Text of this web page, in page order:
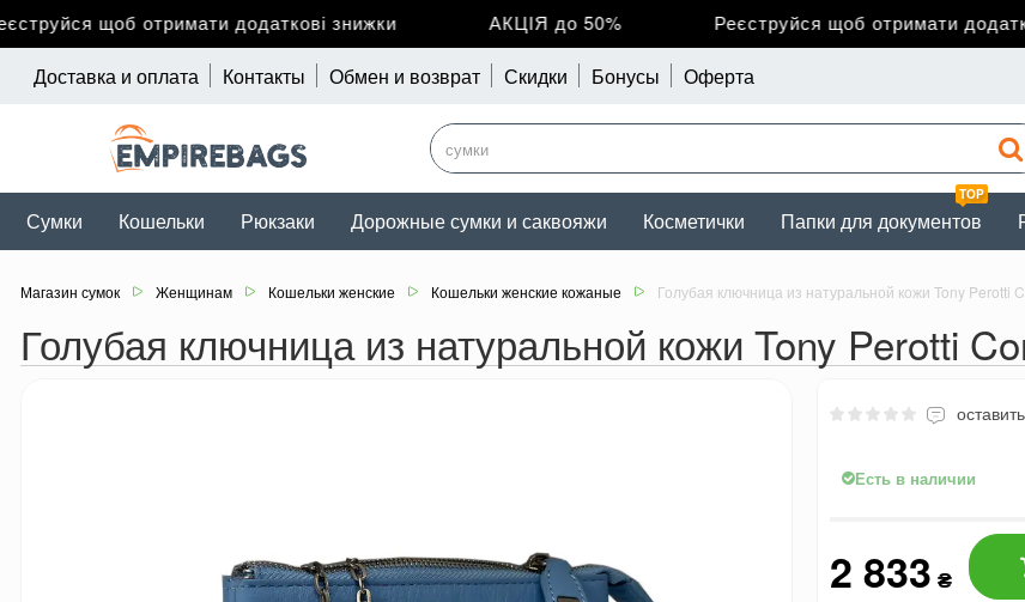
щоб отримати додаткові знижки АКЦІЯ до 50% Реєструйся щоб отримати
Доставка и оплата Контакты Обмен и возврат Скидки Бонусы Оферта
Сумки Кошельки Рюкзаки Дорожные сумки и саквояжи Косметички
TOP
Папки для документов
Магазин сумок Женщинам Кошельки женские Кошельки женские кожаные Голубая ключница из натуральной кожи Tony Perotti
Голубая ключница из натуральной кожи Tony Perotti
Есть в наличии
2 833 ₴